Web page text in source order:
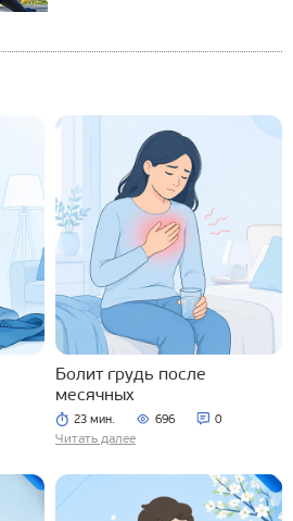
Болит грудь после
месячных
23 мин. 696 0
Читать далее